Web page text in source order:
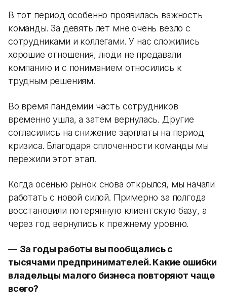
В тот период особенно проявилась важность
команды. За девять лет мне очень везло с
сотрудниками и коллегами. У нас сложились
хорошие отношения, люди не предавали
компанию и с пониманием относились к
трудным решениям.
Во время пандемии часть сотрудников
временно ушла, а затем вернулась. Другие
согласились на снижение зарплаты на период
кризиса. Благодаря сплоченности команды мы
пережили этот этап.
Когда осенью рынок снова открылся, мы начали
работать с новой силой. Примерно за полгода
восстановили потерянную клиентскую базу, а
через год вернулись к прежнему уровню.
— За годы работы вы пообщались с
тысячами предпринимателей. Какие ошибки
владельцы малого бизнеса повторяют чаще
всего?